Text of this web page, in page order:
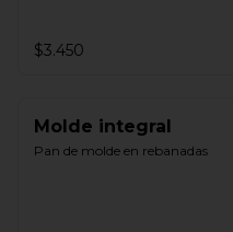
$3.450
Molde integral
Pan de molde en rebanadas